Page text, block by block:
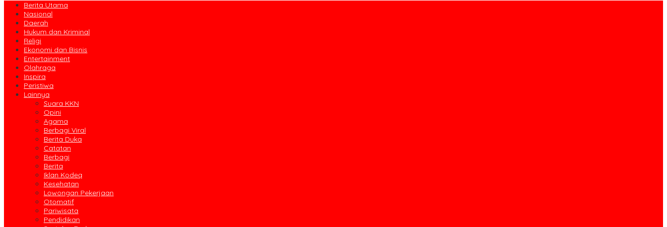
Berita Utama
Nasional
Daerah
Hukum dan Kriminal
Religi
Ekonomi dan Bisnis
Entertainment
Olahraga
Inspira
Peristiwa
Lainnya
Suara KKN
Opini
Agama
Berbagi Viral
Berita Duka
Catatan
Berbagi
Berita
Iklan Kodeq
Kesehatan
Lowongan Pekerjaan
Otomatif
Pariwisata
Pendidikan